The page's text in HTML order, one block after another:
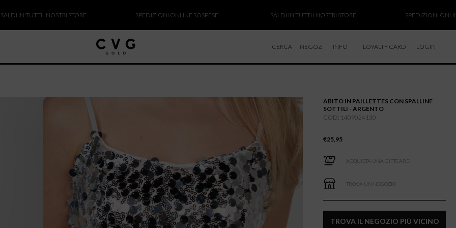
I NOSTRI STORE SPEDIZIONI ONLINE SOSPESE SALDI IN TUTTI I NOSTRI STORE SPEDIZIONI ONLINE
CERCA NEGOZI INFO
RESI E RIMBORSI
LOYALTY CARD LOGIN
ABITO IN PAILLETTES CON SPALLINE
SOTTILI - ARGENTO
COD: 1409024130
€25,95
ACQUISTA UNA GIFTCARD
TROVA UN NEGOZIO
TROVA IL NEGOZIO PIÙ VICINO